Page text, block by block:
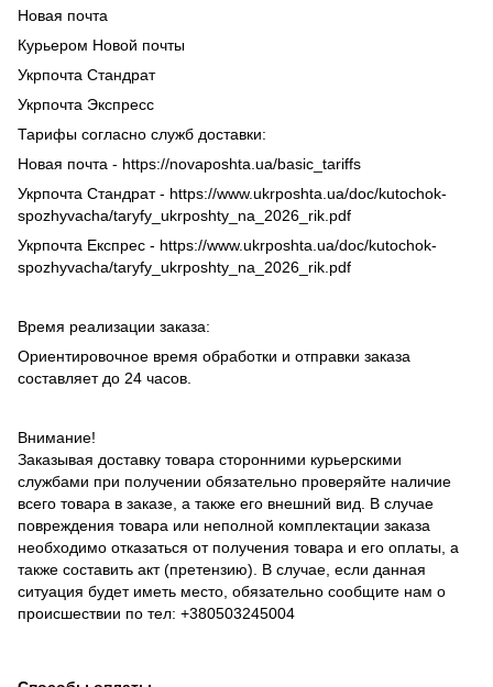
Новая почта
Курьером Новой почты
Укрпочта Стандрат
Укрпочта Экспресс
Тарифы согласно служб доставки:
Новая почта - https://novaposhta.ua/basic_tariffs
Укрпочта Стандрат - https://www.ukrposhta.ua/doc/kutochok-
spozhyvacha/taryfy_ukrposhty_na_2026_rik.pdf
Укрпочта Експрес - https://www.ukrposhta.ua/doc/kutochok-
spozhyvacha/taryfy_ukrposhty_na_2026_rik.pdf
Время реализации заказа:
Ориентировочное время обработки и отправки заказа
составляет до 24 часов.
Внимание!
Заказывая доставку товара сторонними курьерскими
службами при получении обязательно проверяйте наличие
всего товара в заказе, а также его внешний вид. В случае
повреждения товара или неполной комплектации заказа
необходимо отказаться от получения товара и его оплаты, а
также составить акт (претензию). В случае, если данная
ситуация будет иметь место, обязательно сообщите нам о
происшествии по тел: +380503245004